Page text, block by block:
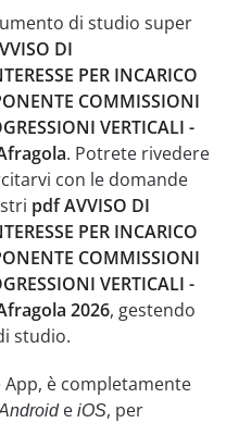
di studio super
DI
PER INCARICO
COMMISSIONI
VERTICALI -
. Potrete rivedere
con le domande
pdf AVVISO DI
PER INCARICO
COMMISSIONI
VERTICALI -
2026, gestendo
studio.
è completamente
e iOS, per